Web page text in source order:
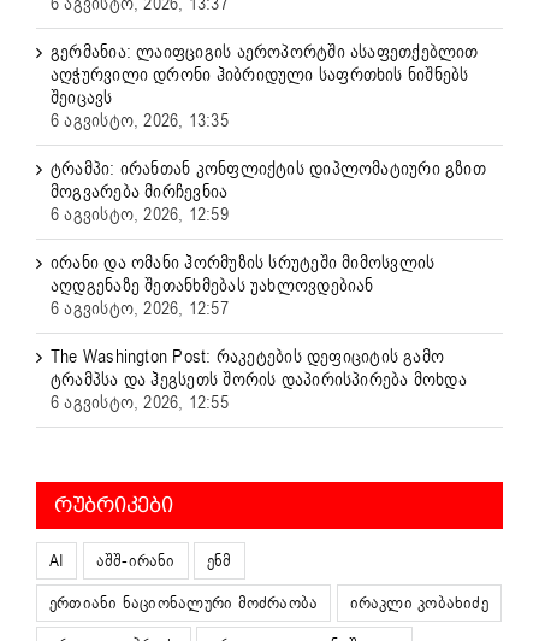
გერმანია: ლაიფციგის აეროპორტში ასაფეთქებლით
აღჭურვილი დრონი ჰიბრიდული საფრთხის ნიშნებს
შეიცავს
6 აგვისტო, 2026, 13:35
ტრამპი: ირანთან კონფლიქტის დიპლომატიური გზით
მოგვარება მირჩევნია
6 აგვისტო, 2026, 12:59
ირანი და ომანი ჰორმუზის სრუტეში მიმოსვლის
აღდგენაზე შეთანხმებას უახლოვდებიან
6 აგვისტო, 2026, 12:57
The Washington Post: რაკეტების დეფიციტის გამო
ტრამპსა და ჰეგსეთს შორის დაპირისპირება მოხდა
6 აგვისტო, 2026, 12:55
ᲠᲣᲑᲠᲘᲙᲔᲑᲘ
AI აშშ-ირანი
ენმ
ერთიანი ნაციონალური მოძრაობა
ირაკლი კობახიძე